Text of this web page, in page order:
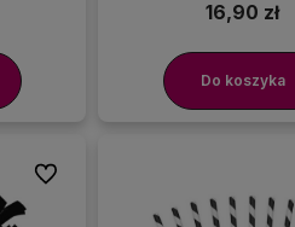
16,90 zł
Do koszyka
Do ulubionych